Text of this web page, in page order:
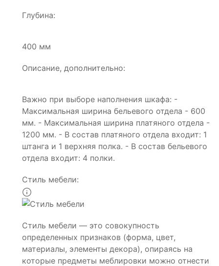
Глубина:
400 мм
Описание, дополнительно:
Важно при выборе наполнения шкафа: -
Максимальная ширина бельевого отдела - 600
мм. - Максимальная ширина платяного отдела -
1200 мм. - В состав платяного отдела входит: 1
штанга и 1 верхняя полка. - В состав бельевого
отдела входит: 4 полки.
Стиль мебели:
Стиль мебели — это совокупность
определенных признаков (форма, цвет,
материалы, элементы декора), опираясь на
которые предметы меблировки можно отнести